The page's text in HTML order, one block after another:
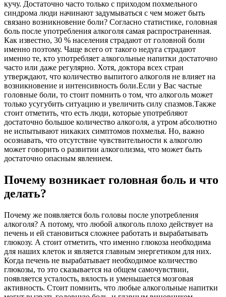
кучу. Достаточно часто только с приходом похмельного
синдрома люди начинают задумываться с чем может быть
связано возникновение боли? Согласно статистике, головная
боль после употребления алкоголя самая распространенная.
Как известно, 30 % населения страдают от головной боли
именно поэтому. Чаще всего от такого недуга страдают
именно те, кто употребляет алкогольные напитки достаточно
часто или даже регулярно. Хотя, доктора всех стран
утверждают, что количество выпитого алкоголя не влияет на
возникновение и интенсивность боли.Если у Вас частые
головные боли, то стоит помнить о том, что алкоголь может
только усугубить ситуацию и увеличить силу спазмов.Также
стоит отметить, что есть люди, которые употребляют
достаточно большое количество алкоголя, а утром абсолютно
не испытывают никаких симптомов похмелья. Но, важно
осознавать, что отсутствие чувствительности к алкоголю
может говорить о развитии алкоголизма, что может быть
достаточно опасным явлением.
Почему возникает головная боль и что
делать?
Почему же появляется боль головы после употребления
алкоголя? А потому, что любой алкоголь плохо действует на
печень и ей становиться сложнее работать и вырабатывать
глюкозу. А стоит отметить, что именно глюкоза необходима
для наших клеток и является главным энергетиком для них.
Когда печень не вырабатывает необходимое количество
глюкозы, то это сказывается на общем самочувствии,
появляется усталость, вялость и уменьшается мозговая
активность. Стоит помнить, что любые алкогольные напитки